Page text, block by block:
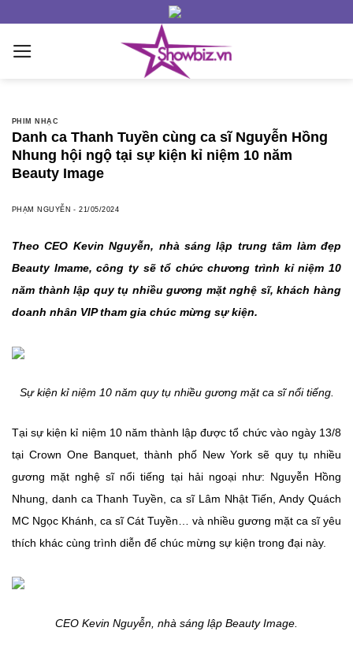
content
PHIM NHẠC
Danh ca Thanh Tuyền cùng ca sĩ Nguyễn Hồng
Nhung hội ngộ tại sự kiện kỉ niệm 10 năm
Beauty Image
PHẠM NGUYỄN -21/05/2024
Theo CEO Kevin Nguyễn, nhà sáng lập trung tâm làm đẹp
Beauty Imame, công ty sẽ tổ chức chương trình kỉ niệm 10
năm thành lập quy tụ nhiều gương mặt nghệ sĩ, khách hàng
doanh nhân VIP tham gia chúc mừng sự kiện.
Sự kiện kỉ niệm 10 năm quy tụ nhiều gương mặt ca sĩ nổi tiếng.
Tại sự kiện kỉ niệm 10 năm thành lập được tổ chức vào ngày 13/8
tại Crown One Banquet, thành phố New York sẽ quy tụ nhiều
gương mặt nghệ sĩ nổi tiếng tại hải ngoại như: Nguyễn Hồng
Nhung, danh ca Thanh Tuyền, ca sĩ Lâm Nhật Tiến, Andy Quách
MC Ngọc Khánh, ca sĩ Cát Tuyền… và nhiều gương mặt ca sĩ yêu
thích khác cùng trình diễn để chúc mừng sự kiện trong đại này.
CEO Kevin Nguyễn, nhà sáng lập Beauty Image.